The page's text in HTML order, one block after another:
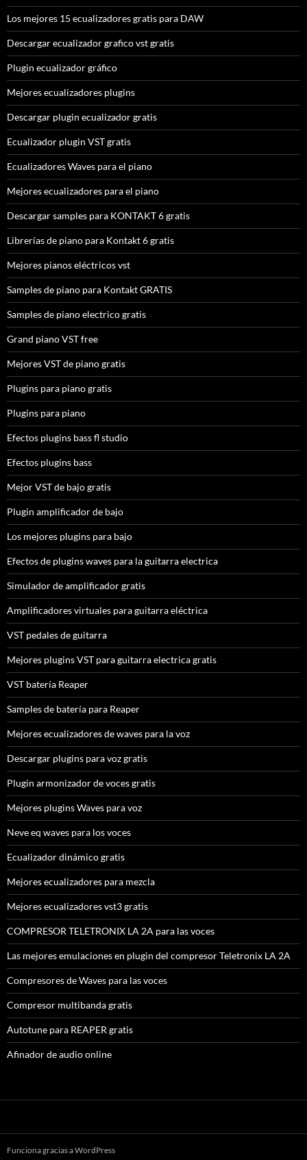
Los mejores 15 ecualizadores gratis para DAW
Descargar ecualizador grafico vst gratis
Plugin ecualizador gráfico
Mejores ecualizadores plugins
Descargar plugin ecualizador gratis
Ecualizador plugin VST gratis
Ecualizadores Waves para el piano
Mejores ecualizadores para el piano
Descargar samples para KONTAKT 6 gratis
Librerías de piano para Kontakt 6 gratis
Mejores pianos eléctricos vst
Samples de piano para Kontakt GRATIS
Samples de piano electrico gratis
Grand piano VST free
Mejores VST de piano gratis
Plugins para piano gratis
Plugins para piano
Efectos plugins bass fl studio
Efectos plugins bass
Mejor VST de bajo gratis
Plugin amplificador de bajo
Los mejores plugins para bajo
Efectos de plugins waves para la guitarra electrica
Simulador de amplificador gratis
Amplificadores virtuales para guitarra eléctrica
VST pedales de guitarra
Mejores plugins VST para guitarra electrica gratis
VST batería Reaper
Samples de batería para Reaper
Mejores ecualizadores de waves para la voz
Descargar plugins para voz gratis
Plugin armonizador de voces gratis
Mejores plugins Waves para voz
Neve eq waves para los voces
Ecualizador dinámico gratis
Mejores ecualizadores para mezcla
Mejores ecualizadores vst3 gratis
COMPRESOR TELETRONIX LA 2A para las voces
Las mejores emulaciones en plugin del compresor Teletronix LA 2A
Compresores de Waves para las voces
Compresor multibanda gratis
Autotune para REAPER gratis
Afinador de audio online
Funciona gracias a WordPress